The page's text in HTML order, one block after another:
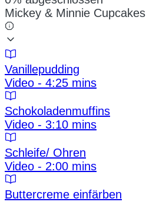
Mickey & Minnie Cupcakes
Vanillepudding
Video - 4:25 mins
Schokoladenmuffins
Video - 3:10 mins
Schleife/ Ohren
Video - 2:00 mins
Buttercreme einfärben